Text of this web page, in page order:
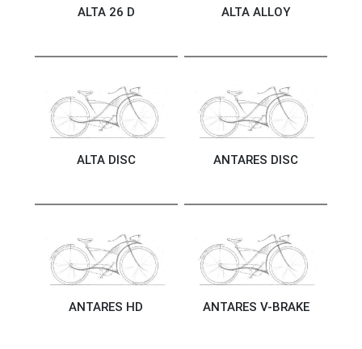
ALTA 26 D ALTA ALLOY
ALTA DISC ANTARES DISC
ANTARES HD ANTARES V-BRAKE